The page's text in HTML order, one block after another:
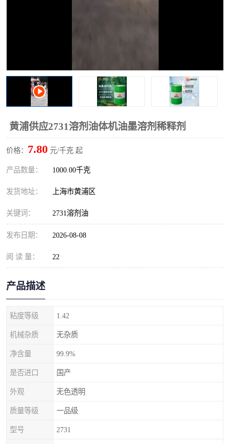
黄浦供应2731溶剂油体机油墨溶剂稀释剂
价格： 7.80 元/千克 起
产品数量： 1000.00千克
发货地址： 上海市黄浦区
关键词： 2731溶剂油
发布日期： 2026-08-08
阅 读 量： 22
产品描述
粘度等级 1.42
机械杂质 无杂质
净含量 99.9%
是否进口 国产
外观 无色透明
质量等级 一品级
型号 2731